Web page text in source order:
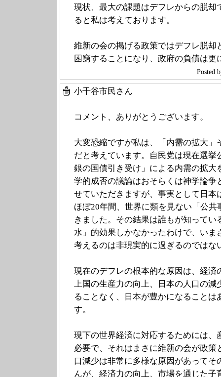
現状、最大の課題はデフレからの脱却
ると私は考えております。
維新の会の掲げる政策ではデフレ脱却
困窮することになり、政府の負債は更
Posted
小千谷市民さん
コメント、ありがとうございます。
大変恐縮ですが私は、「内需の拡大」
だと考えています。自民党は現在選挙
銀の国債引き受け」による内需の拡大
学的成否の議論はおそらくは神学論争
せていただきますが、事実として日本
ほぼ20年間、世界に類を見ない「公
きました。その結果は誰もが知って
水」的効果しかなかったわけで、いま
考えるのは非現実的に過ぎるのではな
現在のデフレの根本的な原因は、経済
上国の生産力の向上、日本の人口の
ることなく、日本が豊かになることは
す。
現下の世界経済に対応するためには、
必要で、それはまさに維新の会が政策
口減少は非常に多様な原因があってそ
んが、経済力の向上、市場を通じた